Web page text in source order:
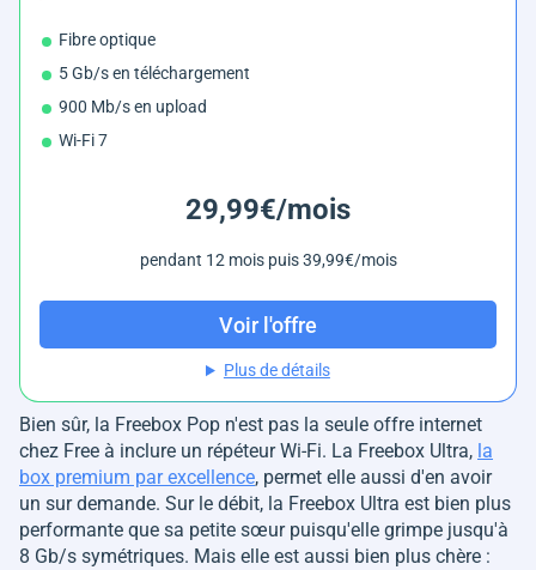
Fibre optique
5 Gb/s en téléchargement
900 Mb/s en upload
Wi-Fi 7
29,99€/mois
pendant 12 mois puis 39,99€/mois
Voir l'offre
Plus de détails
Bien sûr, la Freebox Pop n'est pas la seule offre internet
chez Free à inclure un répéteur Wi-Fi. La Freebox Ultra, la
box premium par excellence, permet elle aussi d'en avoir
un sur demande. Sur le débit, la Freebox Ultra est bien plus
performante que sa petite sœur puisqu'elle grimpe jusqu'à
8 Gb/s symétriques. Mais elle est aussi bien plus chère :